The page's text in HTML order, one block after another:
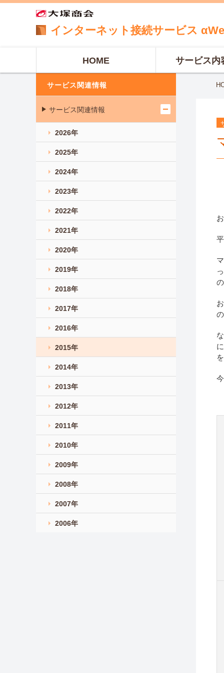
インターネット 接続サービス
HOME サービス内
サービス関連情報
サービス関連情報
2026年
2025年
2024年
2023年
2022年
2021年
2020年
2019年
2018年
2017年
2016年
2015年
2014年
2013年
2012年
2011年
2010年
2009年
2008年
2007年
2006年